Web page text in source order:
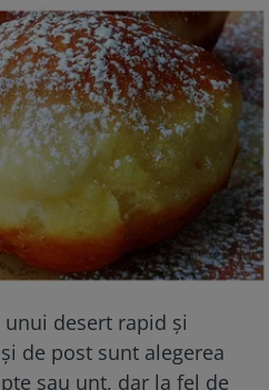
desert rapid și
de post sunt alegerea
sau unt, dar la fel de